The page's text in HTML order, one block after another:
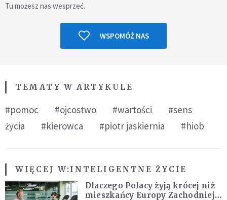
Tu możesz nas wesprzeć.
WSPOMÓŻ NAS
TEMATY W ARTYKULE
#pomoc #ojcostwo #wartości
#sens
życia
#kierowca #piotr jaskiernia #hiob
WIĘCEJ W:INTELIGENTNE ŻYCIE
Dlaczego Polacy żyją krócej niż
mieszkańcy Europy Zachodniej?